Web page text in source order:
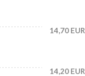
14,70 EUR
14,20 EUR